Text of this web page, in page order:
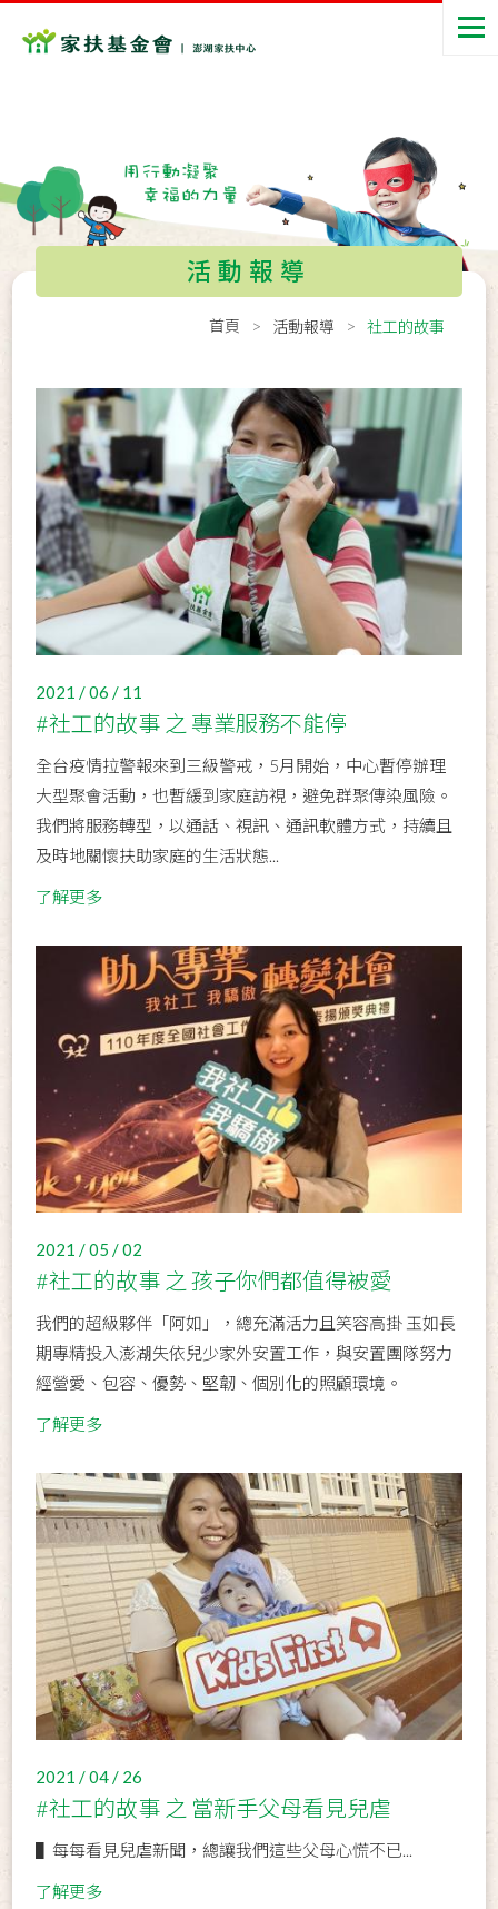
活動報導
首頁 活動報導 社工的故事
2021 / 06 / 11
#社工的故事 之 專業服務不能停
全台疫情拉警報來到三級警戒，5月開始，中心暫停辦理
大型聚會活動，也暫緩到家庭訪視，避免群聚傳染風險。
我們將服務轉型，以通話、視訊、通訊軟體方式，持續且
及時地關懷扶助家庭的生活狀態...
了解更多
2021 / 05 / 02
#社工的故事 之 孩子你們都值得被愛
我們的超級夥伴「阿如」，總充滿活力且笑容高掛 玉如長
期專精投入澎湖失依兒少家外安置工作，與安置團隊努力
經營愛、包容、優勢、堅韌、個別化的照顧環境。
了解更多
2021 / 04 / 26
#社工的故事 之 當新手父母看見兒虐
▌每每看見兒虐新聞，總讓我們這些父母心慌不已...
了解更多